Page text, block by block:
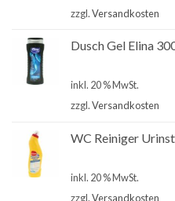
zzgl.Versandkosten
Dusch Gel Elina
inkl. 20 % MwSt.
zzgl.Versandkosten
WC Reiniger
inkl. 20 % MwSt.
zzgl.Versandkosten